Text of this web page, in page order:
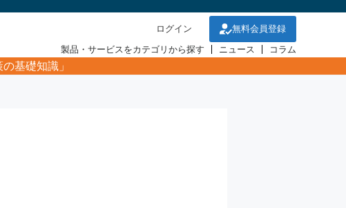
ログイン
無料会員登録
製品・サービスをカテゴリから探す
ニュース コラム
基礎知識」